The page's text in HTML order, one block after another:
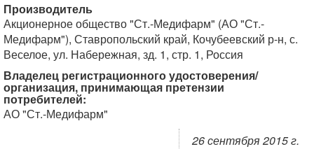
Производитель
Акционерное общество "Ст.-Медифарм" (АО "Ст.-
Медифарм"), Ставропольский край, Кочубеевский р-н, с.
Веселое, ул. Набережная, зд. 1, стр. 1, Россия
Владелец регистрационного удостоверения/
организация, принимающая претензии
потребителей:
АО "Ст.-Медифарм"
26 сентября 2015 г.